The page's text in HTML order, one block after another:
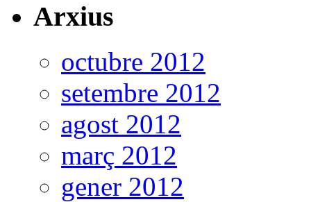
Arxius
octubre 2012
setembre 2012
agost 2012
març 2012
gener 2012